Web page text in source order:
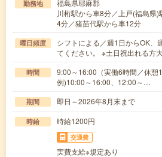
勤務地
福島県耶麻郡
川桁駅から車8分／上戸(福島県
4分／猪苗代駅から車12分
曜日頻度
シフトによる／週1日からOK、
てください。 ※土日祝出れる方
時間
9:00～16:00（実働6時間／休
例)10:00～16:00、12:00～…
期間 即日～2026年8月末まで
時給 時給1200円
交通費
実費支給※規定あり